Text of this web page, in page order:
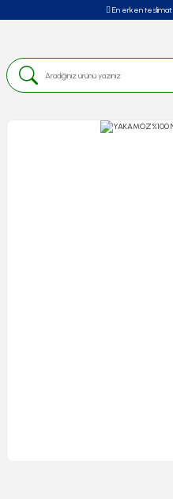
En erken teslimat: